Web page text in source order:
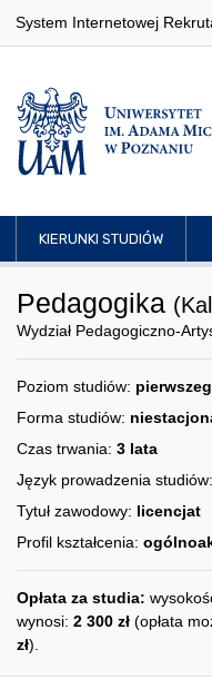
System Internetowej
KIERUNKI STUDIÓW
Pedagogika
Wydział Pedagogiczno-
Poziom studiów:
Forma studiów:
Czas trwania: 3 lata
Język prowadzenia studiów:
Tytuł zawodowy: licencjat
Profil kształcenia:
Opłata za studia:
wynosi: 2 300 zł (opłata
zł).